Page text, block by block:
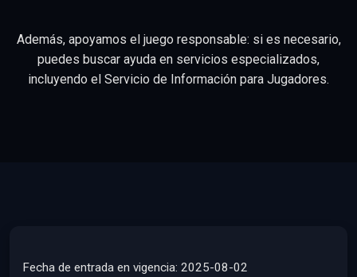
Además, apoyamos el juego responsable: si es necesario,
puedes buscar ayuda en servicios especializados,
incluyendo el Servicio de Información para Jugadores.
Fecha de entrada en vigencia: 2025-08-02